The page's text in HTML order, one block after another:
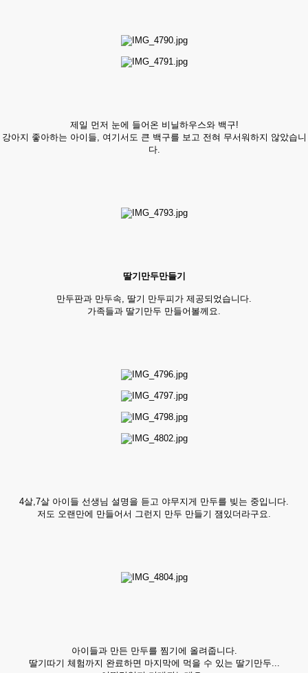
제일 먼저 눈에 들어온 비닐하우스와 백구!
강아지 좋아하는 아이들, 여기서도 큰 백구를 보고 전혀 무서워하지 않았습니
다.
딸기만두만들기
만두판과 만두속, 딸기 만두피가 제공되었습니다.
가족들과 딸기만두 만들어볼께요.
4살,7살 아이들 선생님 설명을 듣고 야무지게 만두를 빚는 중입니다.
저도 오랜만에 만들어서 그런지 만두 만들기 잼있더라구요.
아이들과 만든 만두를 찜기에 올려줍니다.
딸기따기 체험까지 완료하면 마지막에 먹을 수 있는 딸기만두...